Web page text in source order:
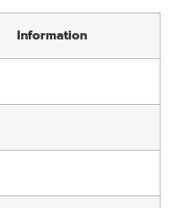
Information